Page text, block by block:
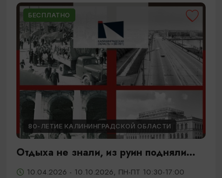
БЕСПЛАТНО
80-ЛЕТИЕ КАЛИНИНГРАДСКОЙ ОБЛАСТИ
Отдыха не знали, из руин подняли...
10.04.2026 - 10.10.2026, ПН-ПТ 10:30-17:00